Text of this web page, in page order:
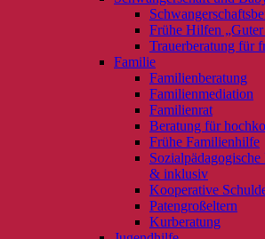
Frühe Hilfen
Trauerberatung für
Familie
Familienberatung
Familienmediation
Familienrat
Beratung für
Frühe Familienhilfe
& inklusiv
Kooperative
Patengroßeltern
Kurberatung